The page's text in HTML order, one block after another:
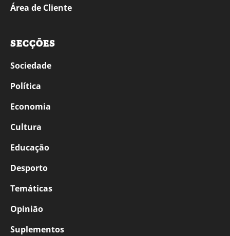
Área de Cliente
SECÇÕES
Sociedade
Política
Economia
Cultura
Educação
Desporto
Temáticas
Opinião
Suplementos